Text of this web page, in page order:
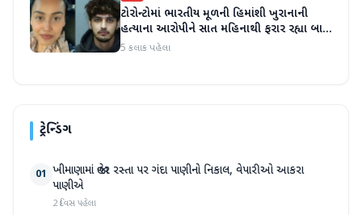
ટોરોન્ટોમાં ભારતીય મૂળની હિમાંશી ખુરાનાની
હત્યાના આરોપીને સાત મહિનાથી ફરાર રહ્યા બાદ
ધરપકડ કરવામાં આવી
5 કલાક પહેલા
ટ્રેન્ડિંગ
01 ખીમાણામાં જાહેર રસ્તા પર ગંદા પાણીનો નિકાલ, વેપારીઓ આકરા
પાણીએ
2 દિવસ પહેલા